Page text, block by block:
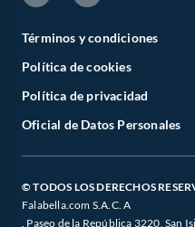
Términos y condiciones
Política de cookies
Política de privacidad
Oficial de Datos Personales
© TODOS LOS DERECHOS
Falabella.com S.A.C. A
. Paseo de la República 3220, San